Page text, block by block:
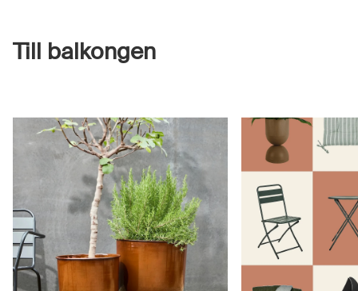
Till balkongen